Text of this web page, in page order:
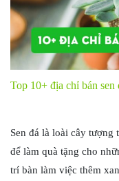
Top 10+ địa chỉ bán
Sen đá là loài cây
để làm quà tặng cho
trí bàn làm việc thêm